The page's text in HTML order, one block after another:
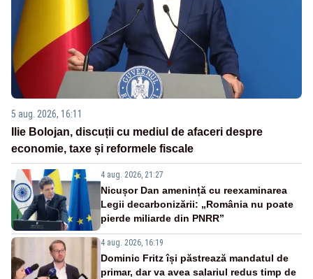
5 aug. 2026, 16:11
Ilie Bolojan, discuții cu mediul de afaceri despre
economie, taxe și reformele fiscale
4 aug. 2026, 21:27
Nicușor Dan amenință cu reexaminarea
Legii decarbonizării: „România nu poate
pierde miliarde din PNRR”
4 aug. 2026, 16:19
Dominic Fritz își păstrează mandatul de
primar, dar va avea salariul redus timp de